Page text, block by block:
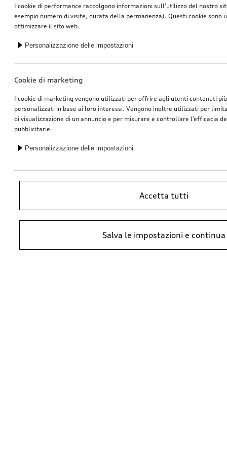
IVA inclusa. I prezzi presso il concessionario Audi potrebbero differire;
Audi necessari.
I cookie di performance raccolgono informazioni sull’utilizzo del nostro
esempio numero di visite, durata della permanenza). Questi cookie sono
ottimizzare il sito web.
Personalizzazione delle impostazioni
Cookie di marketing
I cookie di marketing vengono utilizzati per offrire agli utenti contenuti
personalizzati in base ai loro interessi. Vengono inoltre utilizzati per
di visualizzazione di un annuncio e per misurare e controllare l’efficacia
pubblicitarie.
Personalizzazione delle impostazioni
Accetta tutti
Salva le impostazioni e continua